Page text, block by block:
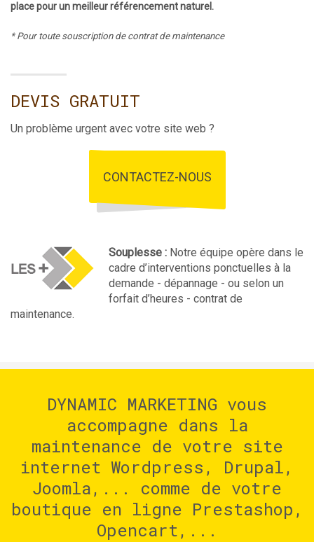
place pour un meilleur référencement naturel.
* Pour toute souscription de contrat de maintenance
DEVIS GRATUIT
Un problème urgent avec votre site web ?
CONTACTEZ-NOUS
Souplesse : Notre équipe opère dans le
cadre d’interventions ponctuelles à la
demande - dépannage - ou selon un
forfait d’heures - contrat de
maintenance.
DYNAMIC MARKETING vous
accompagne dans la
maintenance de votre site
internet Wordpress, Drupal,
Joomla,... comme de votre
boutique en ligne Prestashop,
Opencart,...